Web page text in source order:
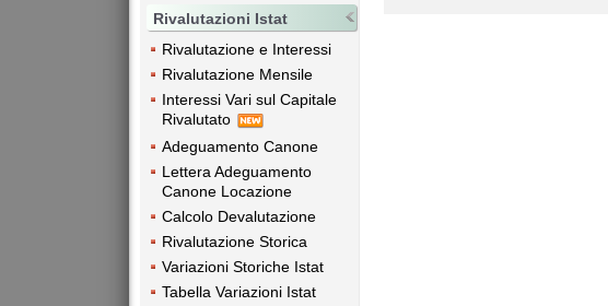
Rivalutazioni Istat
Rivalutazione e Interessi
Rivalutazione Mensile
Interessi Vari sul Capitale
Rivalutato
Adeguamento Canone
Lettera Adeguamento
Canone Locazione
Calcolo Devalutazione
Rivalutazione Storica
Variazioni Storiche Istat
Tabella Variazioni Istat